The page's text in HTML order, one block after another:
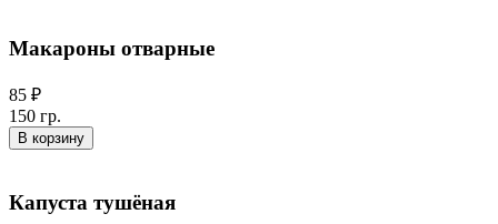
Макароны отварные
85 ₽
150 гр.
В корзину
Капуста тушёная